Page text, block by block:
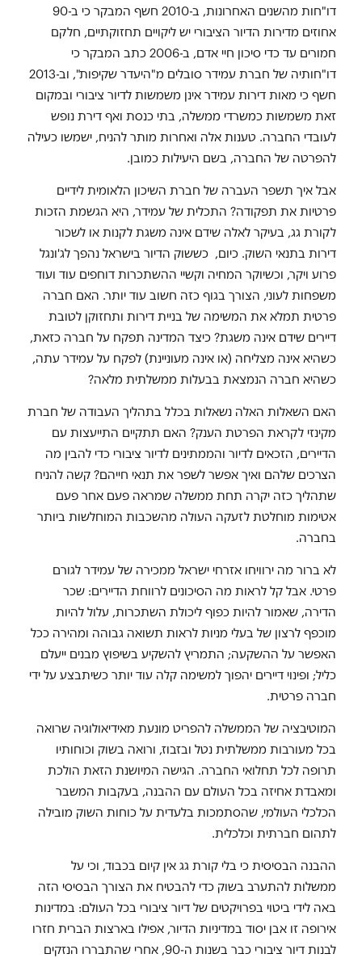
דו"חות מהשנים האחרונות, ב-2010 חשף המבקר כי ב-90
אחוזים מדירות הדיור הציבורי יש ליקויים תחזוקתיים, חלקם
חמורים עד כדי סיכון חיי אדם, ב-2006 כתב המבקר כי
דו"חותיה של חברת עמידר סובלים מ"היעדר שקיפות", וב-2013
חשף כי מאות דירות עמידר אינן משמשות לדיור ציבורי ובמקום
זאת משמשות כמשרדי ממשלה, בתי כנסת ואף דירת נופש
לעובדי החברה. טענות אלה ואחרות מותר להניח, ישמשו כעילה
להפרטה של החברה, בשם היעילות כמובן.
אבל איך תשפר העברה של חברת השיכון הלאומית לידיים
פרטיות את תפקודה? התכלית של עמידר, היא הגשמת הזכות
לקורת גג, בעיקר לאלה שידם אינה משגת לקנות או לשכור
דירות בתנאי השוק. כיום, כששוק הדיור בישראל נהפך לג'ונגל
פרוע ויקר, וכשיוקר המחיה וקשיי ההשתכרות דוחפים עוד ועוד
משפחות לעוני, הצורך בגוף כזה חשוב עוד יותר. האם חברה
פרטית תמלא את המשימה של בניית דירות ותחזוקן לטובת
דיירים שידם אינה משגת? כיצד המדינה תפקח על חברה כזאת,
כשהיא אינה מצליחה (או אינה מעוניינת) לפקח על עמידר עתה,
כשהיא חברה הנמצאת בבעלות ממשלתית מלאה?
האם השאלות האלה נשאלות בכלל בתהליך העבודה של חברת
מקינזי לקראת הפרטת הענק? האם תתקיים התייעצות עם
הדיירים, הזכאים לדיור והממתינים לדיור ציבורי כדי להבין מה
הצרכים שלהם ואיך אפשר לשפר את תנאי חייהם? קשה להניח
שתהליך כזה יקרה תחת ממשלה שמראה פעם אחר פעם
אטימות מוחלטת לזעקה העולה מהשכבות המוחלשות ביותר
בחברה.
לא ברור מה ירוויחו אזרחי ישראל ממכירה של עמידר לגורם
פרטי. אבל קל לראות מה הסיכונים לרווחת הדיירים: שכר
הדירה, שאמור להיות כפוף ליכולת השתכרות, עלול להיות
מוכפף לרצון של בעלי מניות לראות תשואה גבוהה ומהירה ככל
האפשר על ההשקעה; התמריץ להשקיע בשיפוץ מבנים ייעלם
כליל; ופינוי דיירים יהפוך למשימה קלה עוד יותר כשיתבצע על ידי
חברה פרטית.
המוטיבציה של הממשלה להפריט מונעת מאידיאולוגיה שרואה
בכל מעורבות ממשלתית נטל ובזבוז, ורואה בשוק וכוחותיו
תרופה לכל תחלואי החברה. הגישה המיושנת הזאת הולכת
ומאבדת אחיזה בכל העולם עם ההבנה, בעקבות המשבר
הכלכלי העולמי, שהסתמכות בלעדית על כוחות השוק מובילה
לתהום חברתית וכלכלית.
ההבנה הבסיסית כי בלי קורת גג אין קיום בכבוד, וכי על
ממשלות להתערב בשוק כדי להבטיח את הצורך הבסיסי הזה
באה לידי ביטוי בפרויקטים של דיור ציבורי בכל העולם: במדינות
אירופה זו אבן יסוד במדיניות הדיור, אפילו בארצות הברית חזרו
לבנות דיור ציבורי כבר בשנות ה-90, אחרי שהתבררו הנזקים